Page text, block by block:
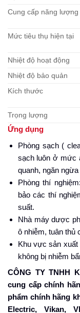
Cung cấp năng lượng
Mức tiêu thụ hiện tại
Nhiệt độ hoạt động
Nhiệt độ bảo quản
Kích thước
Trọng lượng
Ứng dụng
Phòng sạch (
sạch luôn ở mức
quanh, ngăn
Phòng thí
bảo các thí
suất.
Nhà máy dược
ô nhiễm, tuân thủ
Khu vực sản
không bị nhiễm
CÔNG TY TNHH
cung cấp chính
phẩm chính hãng
Electric, Vikan,